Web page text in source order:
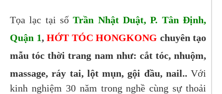
Tọa lạc tại sốTrần Nhật Duật, P. Tân Định,
Quận 1, HỚT TÓC HONGKONG chuyên tạo
mẫu tóc thời trang nam như: cắt tóc, nhuộm,
massage, ráy tai, lột mụn, gội đầu, nail.. Với
kinh nghiệm 30 năm trong nghề cùng sự thoải